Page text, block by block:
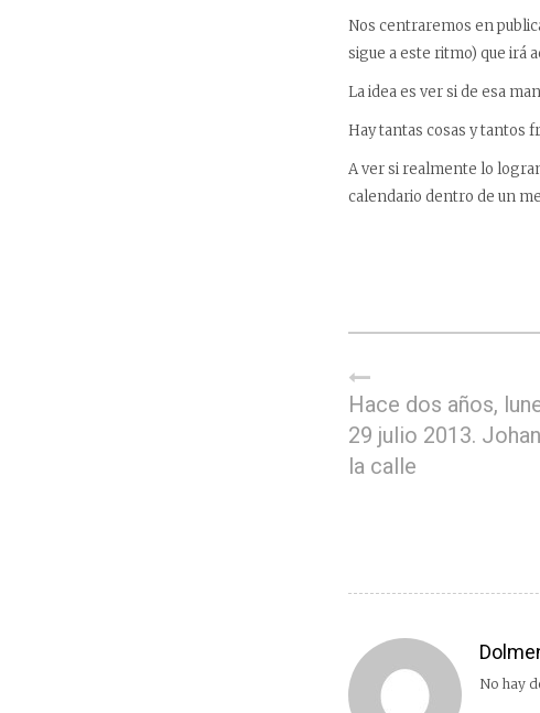
Nos centraremos en
sigue a este ritmo) que irá
La idea es ver si de esa
Hay tantas cosas y tantos
A ver si realmente lo
calendario dentro de un
Hace dos años,
29 julio 2013.
la calle
No hay